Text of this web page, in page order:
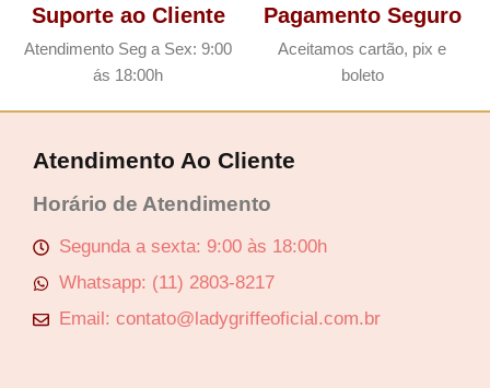
Suporte ao Cliente
Atendimento Seg a Sex: 9:00
ás 18:00h
Pagamento Seguro
Aceitamos cartão, pix e
boleto
Atendimento Ao Cliente
Horário de Atendimento
Segunda a sexta: 9:00 às 18:00h
Whatsapp: (11) 2803-8217
Email: contato@ladygriffeoficial.com.br